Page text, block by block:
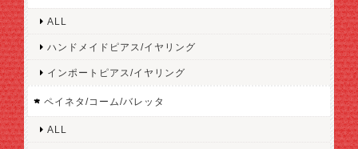
ALL
ハンドメイドピアス/イヤリング
インポートピアス/イヤリング
ペイネタ/コーム/バレッタ
ALL